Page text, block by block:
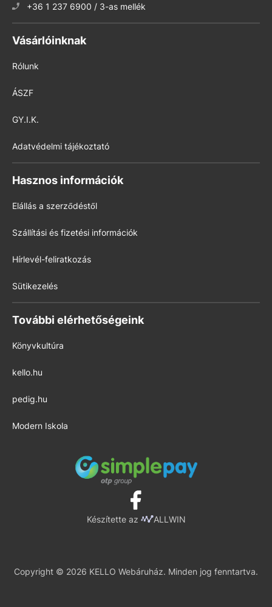
+36 1 237 6900 / 3-as mellék
Vásárlóinknak
Rólunk
ÁSZF
GY.I.K.
Adatvédelmi tájékoztató
Hasznos információk
Elállás a szerződéstől
Szállítási és fizetési információk
Hírlevél-feliratkozás
Sütikezelés
További elérhetőségeink
Könyvkultúra
kello.hu
pedig.hu
Modern Iskola
Készítette az ALLWIN
Copyright © 2026 KELLO Webáruház. Minden jog fenntartva.